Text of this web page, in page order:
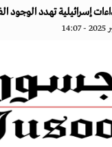
إسرائيلية تهدد الوجود